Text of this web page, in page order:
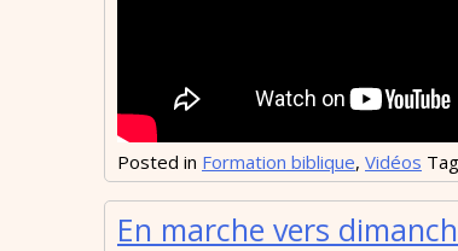
Posted in Formation biblique, Vidéos
En marche vers